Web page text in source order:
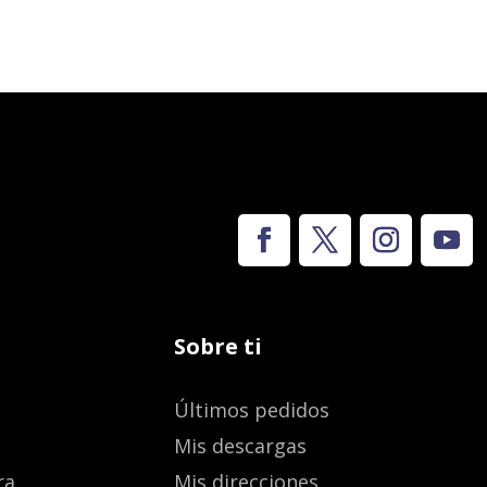
Sobre ti
Últimos pedidos
Mis descargas
Mis direcciones